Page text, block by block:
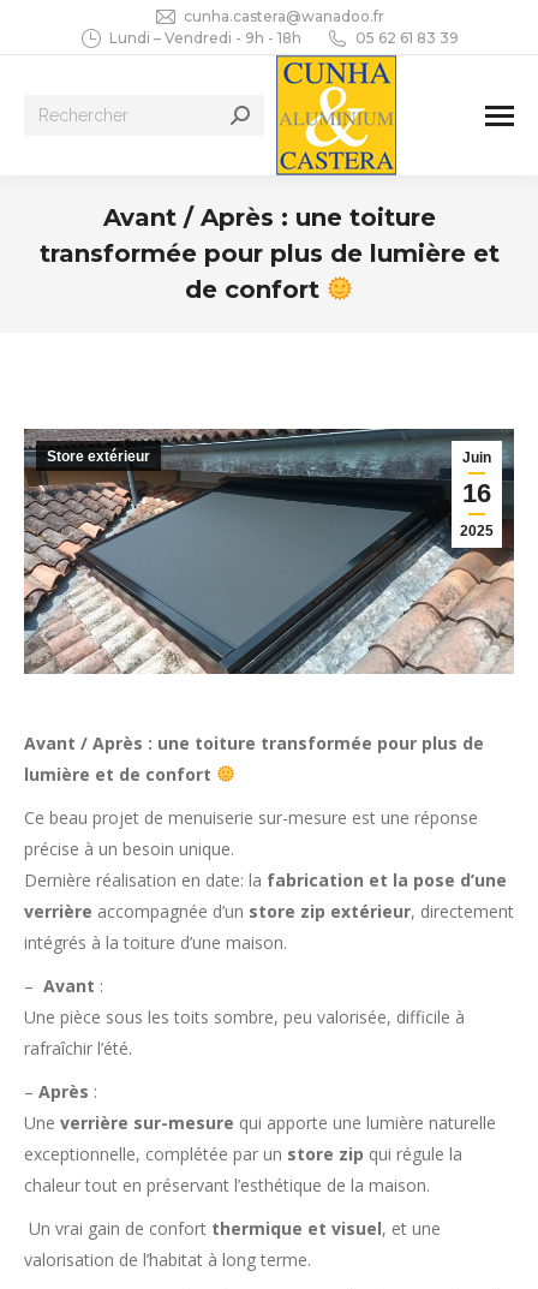
cunha.castera@wanadoo.fr
Lundi – Vendredi - 9h - 18h
05 62 61 83 39
Recherche
Avant / Après : une toiture
transformée pour plus de lumière et
de confort
Juin
16
2025
Store extérieur
Avant / Après : une toiture transformée pour plus de
lumière et de confort
Ce beau projet de menuiserie sur-mesure est une réponse
précise à un besoin unique.
Dernière réalisation en date: la fabrication et la pose d’une
verrière accompagnée d’un store zip extérieur, directement
intégrés à la toiture d’une maison.
– Avant :
Une pièce sous les toits sombre, peu valorisée, difficile à
rafraîchir l’été.
– Après :
Une verrière sur-mesure qui apporte une lumière naturelle
exceptionnelle, complétée par un store zip qui régule la
chaleur tout en préservant l’esthétique de la maison.
Un vrai gain de confort thermique et visuel, et une
valorisation de l’habitat à long terme.